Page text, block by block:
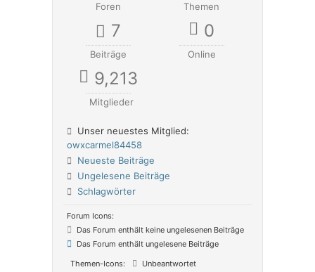
Foren Themen
7
Beiträge
0
Online
9,213
Mitglieder
Unser neuestes Mitglied:
owxcarmel84458
Neueste Beiträge
Ungelesene Beiträge
Schlagwörter
Forum Icons:
Das Forum enthält keine ungelesenen Beiträge
Das Forum enthält ungelesene Beiträge
Themen-Icons:
Unbeantwortet